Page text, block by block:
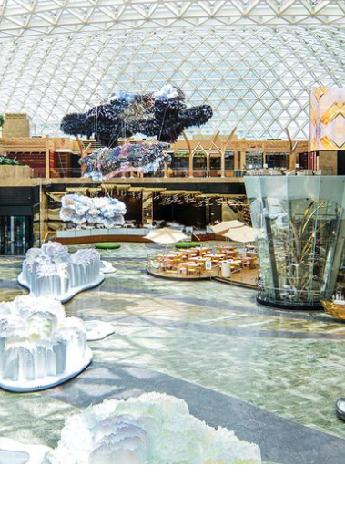
풍 디자인과 마카오의 포르투갈 문화유산이 어우러
브스타 럭셔리 리조트로 선정된 시설과 함께
유리 지붕으로 기네스 세계 기록에 등재되었으며,
COTAI의 중심부에 위치해 호텔 로비, 리테일, 다
물들이 어우러진 실내 정원으로, 지속 가능성을 고